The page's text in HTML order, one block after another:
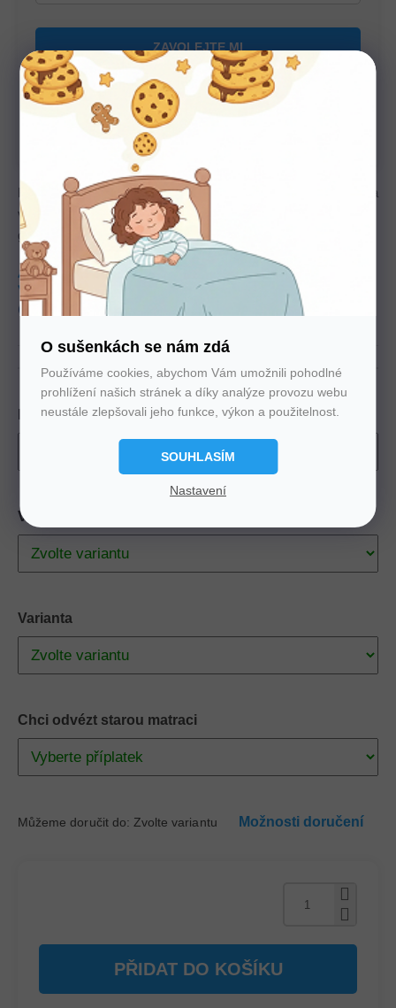
O sušenkách se nám zdá
Používáme cookies, abychom Vám umožnili pohodlné
prohlížení našich stránek a díky analýze provozu webu
neustále zlepšovali jeho funkce, výkon a použitelnost.
SOUHLASÍM
Nastavení
U nás nakupujte bez starostí
Autorizovaný prodejce všech značek. 100%
záruka. Záruční i pozáruční servis.
Rozměr
Výška matrace
Varianta
Chci odvézt starou matraci
Můžeme doručit do: Zvolte variantu Možnosti doručení
PŘIDAT DO KOŠÍKU
Krycí matrace pro vyšší komfort, dostupná ve dvou výškách a
variantách – rovná nebo s masážní profilací. Fixace
gumovými pásky, potah pratelný na 60 °C.
3 5 cm, 7 cm, 9 cm
Výška
produkt